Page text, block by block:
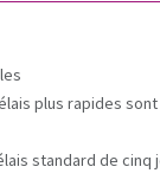
plus rapides
standard de cinq